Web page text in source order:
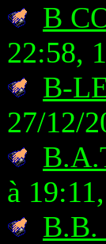
B
22:58,
B-
27/12/
à
B.B.